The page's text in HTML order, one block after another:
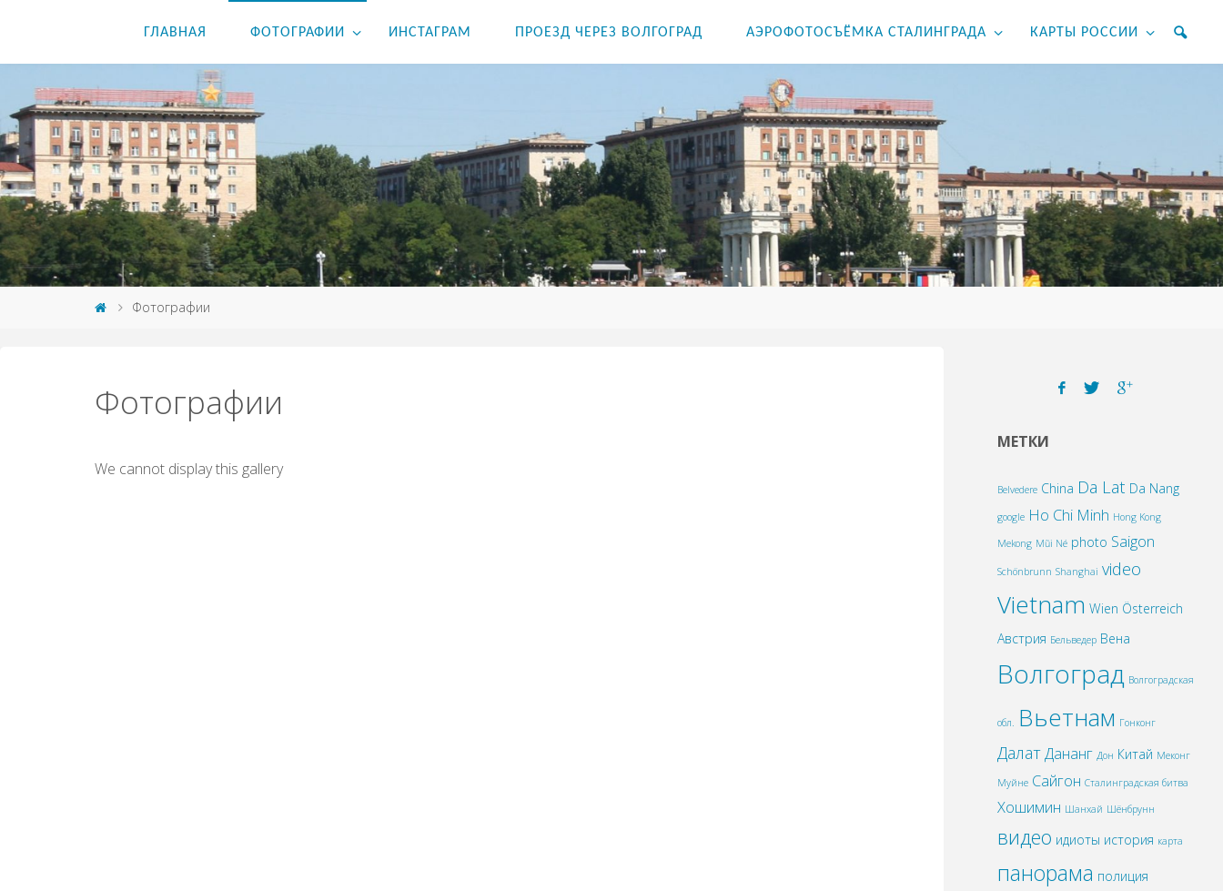
ГЛАВНАЯ ФОТОГРАФИИ ИНСТАГРАМ ПРОЕЗД ЧЕРЕЗ ВОЛГОГРАД АЭРОФОТОСЪЁМКА СТАЛИНГРАДА КАРТЫ РОССИИ
Фотографии
Фотографии
We cannot display this gallery
МЕТКИ
Belvedere China Da Lat Da Nang
google Ho Chi Minh Hong Kong
Mekong Mũi Né photo Saigon
Schönbrunn Shanghai video
Vietnam Wien Österreich
Австрия Бельведер Вена
Волгоград Волгоградская
обл. Вьетнам Гонконг
ДалатДананг Дон Китай Меконг
Муйне Сайгон Сталинградская битва
Хошимин Шанхай Шёнбрунн
видео идиоты история карта
панорама полиция